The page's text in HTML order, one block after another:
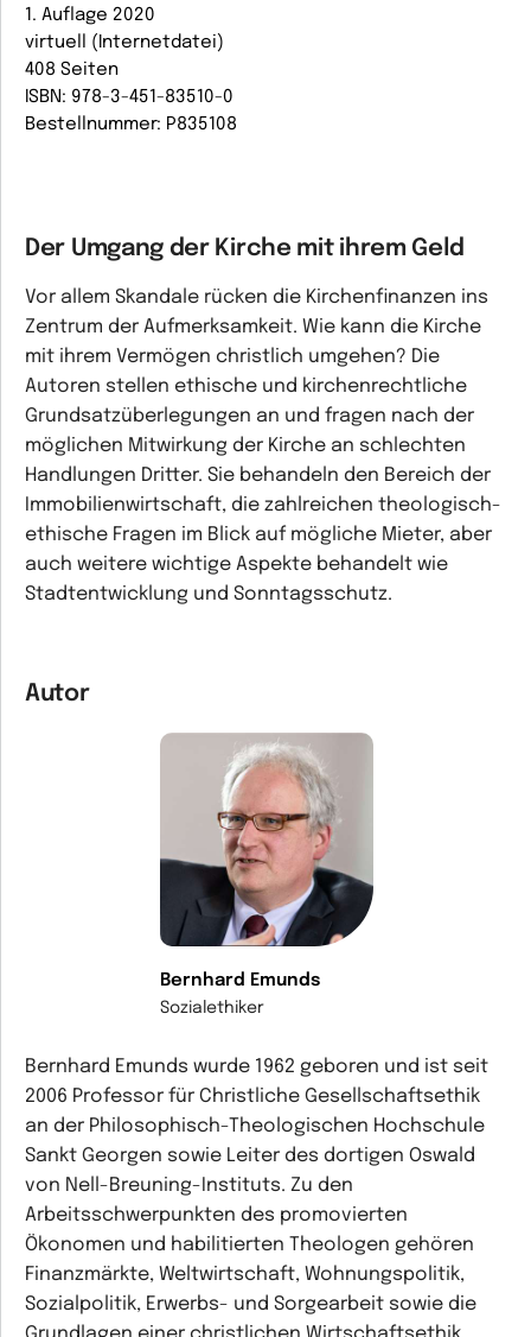
1. Auflage 2020
virtuell (Internetdatei)
408 Seiten
ISBN: 978-3-451-83510-0
Bestellnummer: P835108
Der Umgang der Kirche mit ihrem Geld
Vor allem Skandale rücken die Kirchenfinanzen ins
Zentrum der Aufmerksamkeit. Wie kann die Kirche
mit ihrem Vermögen christlich umgehen? Die
Autoren stellen ethische und kirchenrechtliche
Grundsatzüberlegungen an und fragen nach der
möglichen Mitwirkung der Kirche an schlechten
Handlungen Dritter. Sie behandeln den Bereich der
Immobilienwirtschaft, die zahlreichen theologisch-
ethische Fragen im Blick auf mögliche Mieter, aber
auch weitere wichtige Aspekte behandelt wie
Stadtentwicklung und Sonntagsschutz.
Autor
Bernhard Emunds
Sozialethiker
Bernhard Emunds wurde 1962 geboren und ist seit
2006 Professor für Christliche Gesellschaftsethik
an der Philosophisch-Theologischen Hochschule
Sankt Georgen sowie Leiter des dortigen Oswald
von Nell-Breuning-Instituts. Zu den
Arbeitsschwerpunkten des promovierten
Ökonomen und habilitierten Theologen gehören
Finanzmärkte, Weltwirtschaft, Wohnungspolitik,
Sozialpolitik, Erwerbs- und Sorgearbeit sowie die